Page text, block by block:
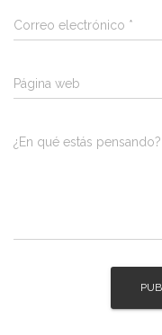
Correo electrónico *
Página web
¿En qué estás pensando?